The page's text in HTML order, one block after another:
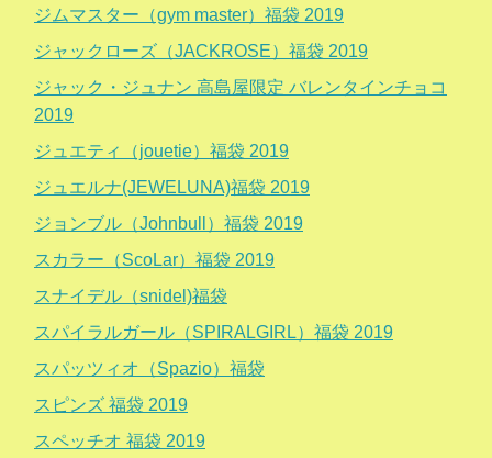
ジムマスター（gym master）福袋 2019
ジャックローズ（JACKROSE）福袋 2019
ジャック・ジュナン 高島屋限定 バレンタインチョコ
2019
ジュエティ（jouetie）福袋 2019
ジュエルナ(JEWELUNA)福袋 2019
ジョンブル（Johnbull）福袋 2019
スカラー（ScoLar）福袋 2019
スナイデル（snidel)福袋
スパイラルガール（SPIRALGIRL）福袋 2019
スパッツィオ（Spazio）福袋
スピンズ 福袋 2019
スペッチオ 福袋 2019